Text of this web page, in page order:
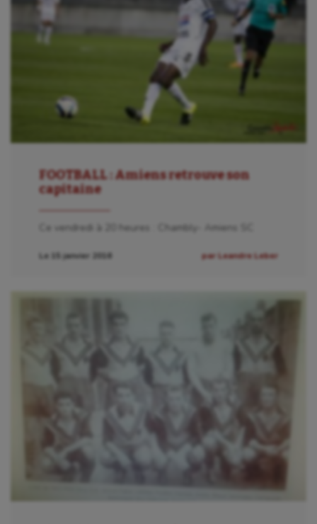
FOOTBALL : Amiens retrouve son
capitaine
Ce vendredi à 20 heures : Chambly- Amiens SC
Le 15 janvier 2016 par Leandre Leber